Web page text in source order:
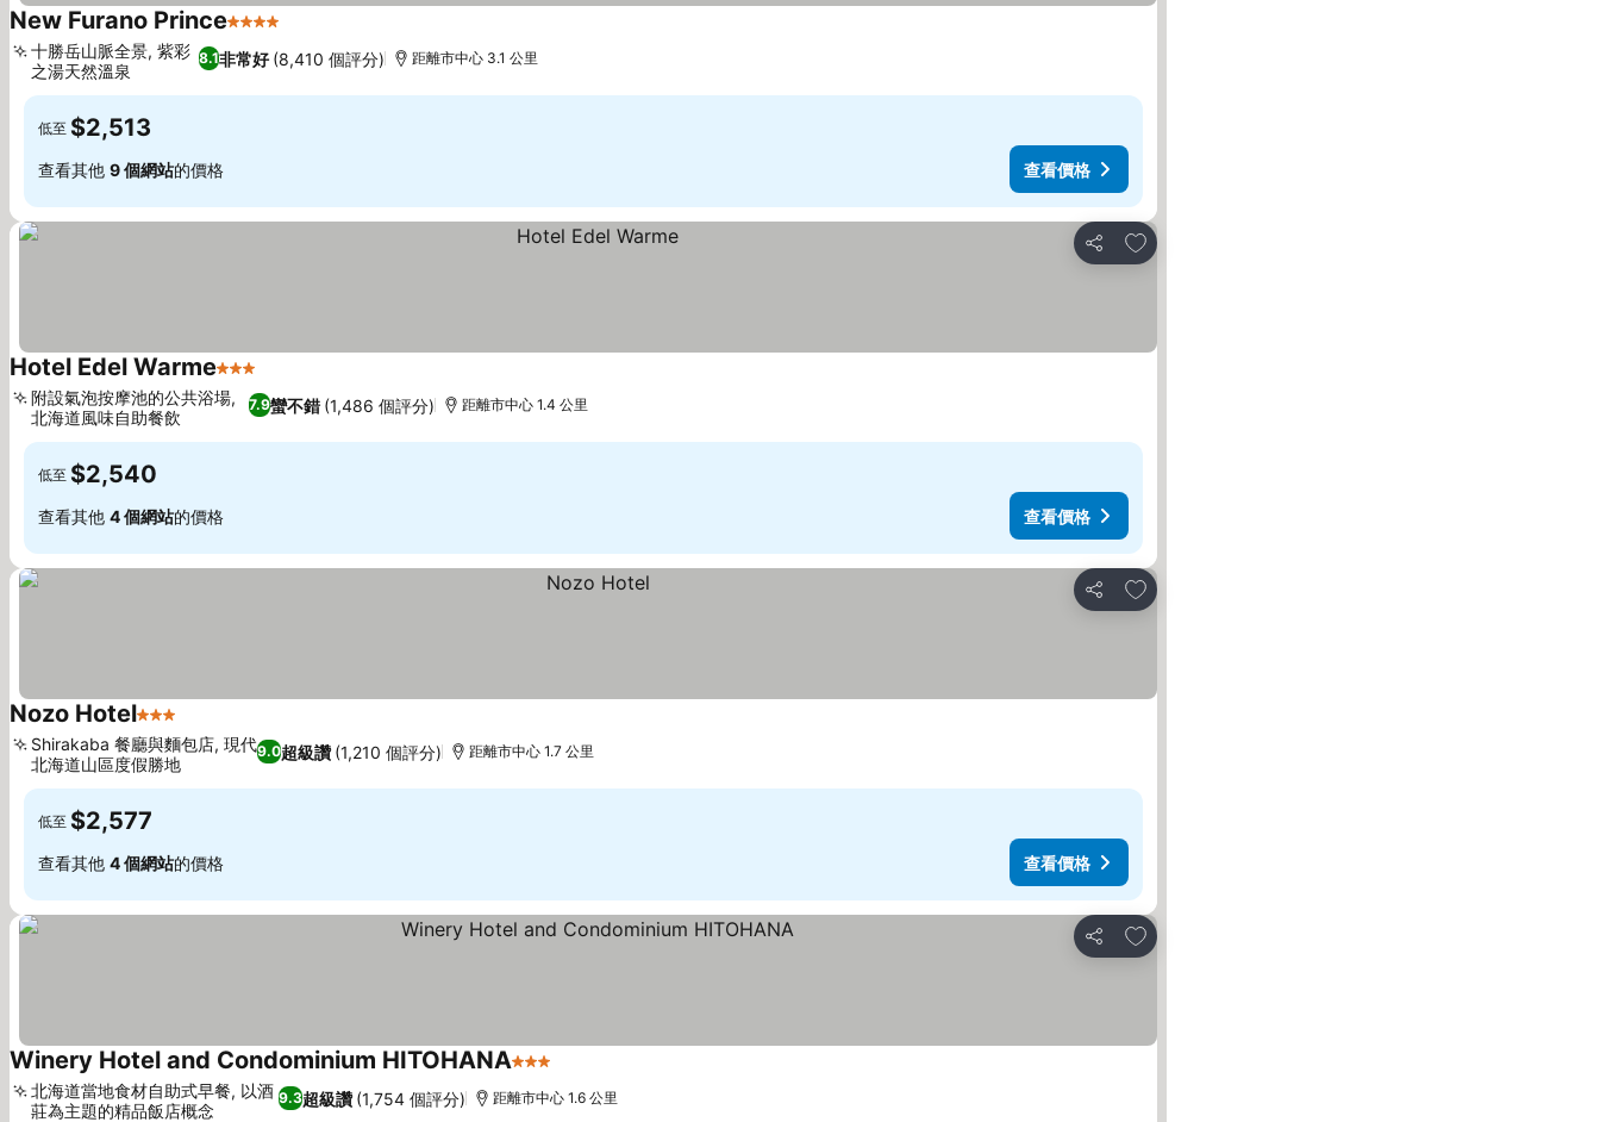
New Furano Prince4 星級
8.1非常好 (8,410 個評分)
十勝岳山脈全景, 紫彩
之湯天然溫泉
距離市中心 3.1 公里
低至 $2,513
查看其他 9 個網站的價格 查看價格
分享
加入我的最愛
Hotel Edel Warme3 星級
7.9蠻不錯 (1,486 個評分)
附設氣泡按摩池的公共浴場,
北海道風味自助餐飲
距離市中心 1.4 公里
低至 $2,540
查看其他 4 個網站的價格 查看價格
分享
加入我的最愛
Nozo Hotel3 星級
9.0超級讚 (1,210 個評分)
Shirakaba 餐廳與麵包店, 現代
北海道山區度假勝地
距離市中心 1.7 公里
低至 $2,577
查看其他 4 個網站的價格 查看價格
分享
加入我的最愛
Winery Hotel and Condominium HITOHANA3 星級
9.3超級讚 (1,754 個評分)
北海道當地食材自助式早餐, 以酒
莊為主題的精品飯店概念
距離市中心 1.6 公里